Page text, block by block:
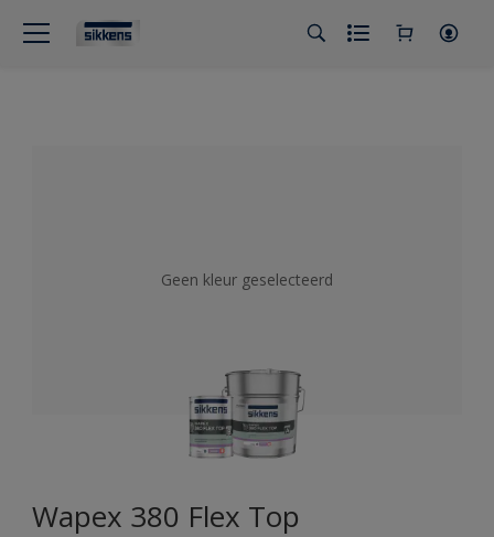
Geen kleur geselecteerd
Wapex 380 Flex Top